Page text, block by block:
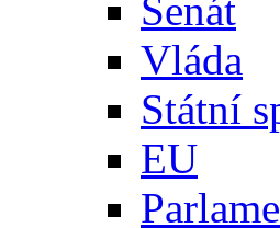
Senát
Vláda
Státní
EU